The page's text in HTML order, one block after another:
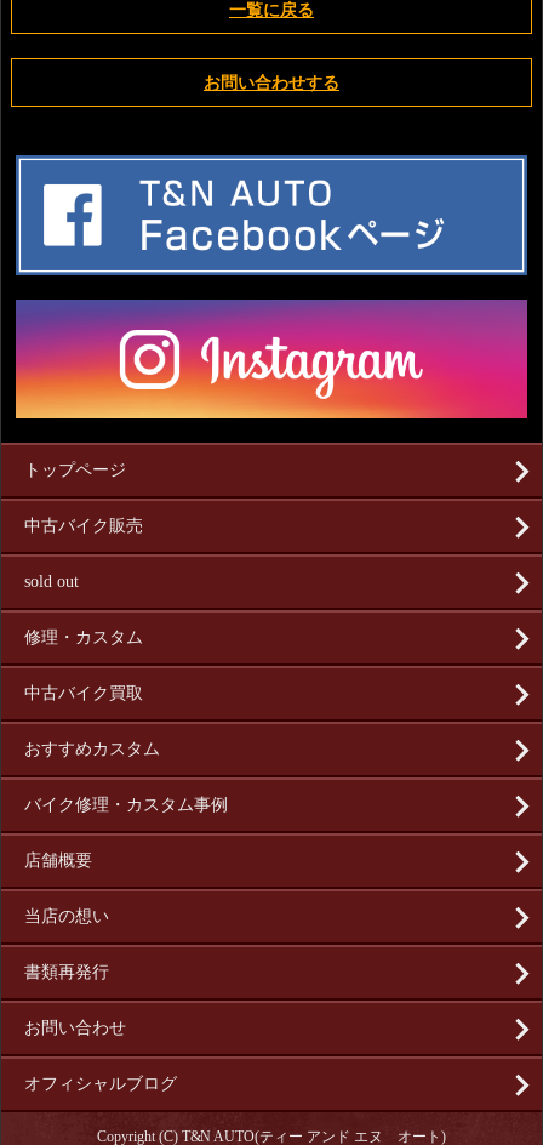
一覧に戻る
お問い合わせする
トップページ
中古バイク販売
sold out
修理・カスタム
中古バイク買取
おすすめカスタム
バイク修理・カスタム事例
店舗概要
当店の想い
書類再発行
お問い合わせ
オフィシャルブログ
Copyright (C) T&N AUTO(ティー アンド エヌ オート)